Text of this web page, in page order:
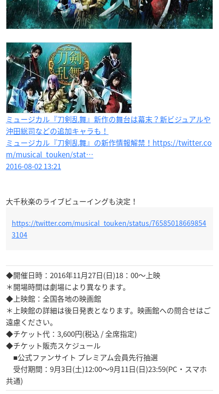
ミュージカル『刀剣乱舞』新作の舞台は幕末？新ビジュアルや
沖田総司などの追加キャラも！
ミュージカル『刀剣乱舞』の新作情報解禁！https://twitter.co
m/musical_touken/stat…
2016-08-02 13:21
大千秋楽のライブビューイングも決定！
https://twitter.com/musical_touken/status/76585018669854
3104
◆開催日時：2016年11月27日(日)18：00〜上映
＊開場時間は劇場により異なります。
◆上映館：全国各地の映画館
＊上映館の詳細は後日発表となります。映画館への問合せはご
遠慮ください。
◆チケット代：3,600円(税込 / 全席指定)
◆チケット販売スケジュール
■公式ファンサイト プレミアム会員先行抽選
受付期間：9月3日(土)12:00～9月11日(日)23:59(PC・スマホ
共通)